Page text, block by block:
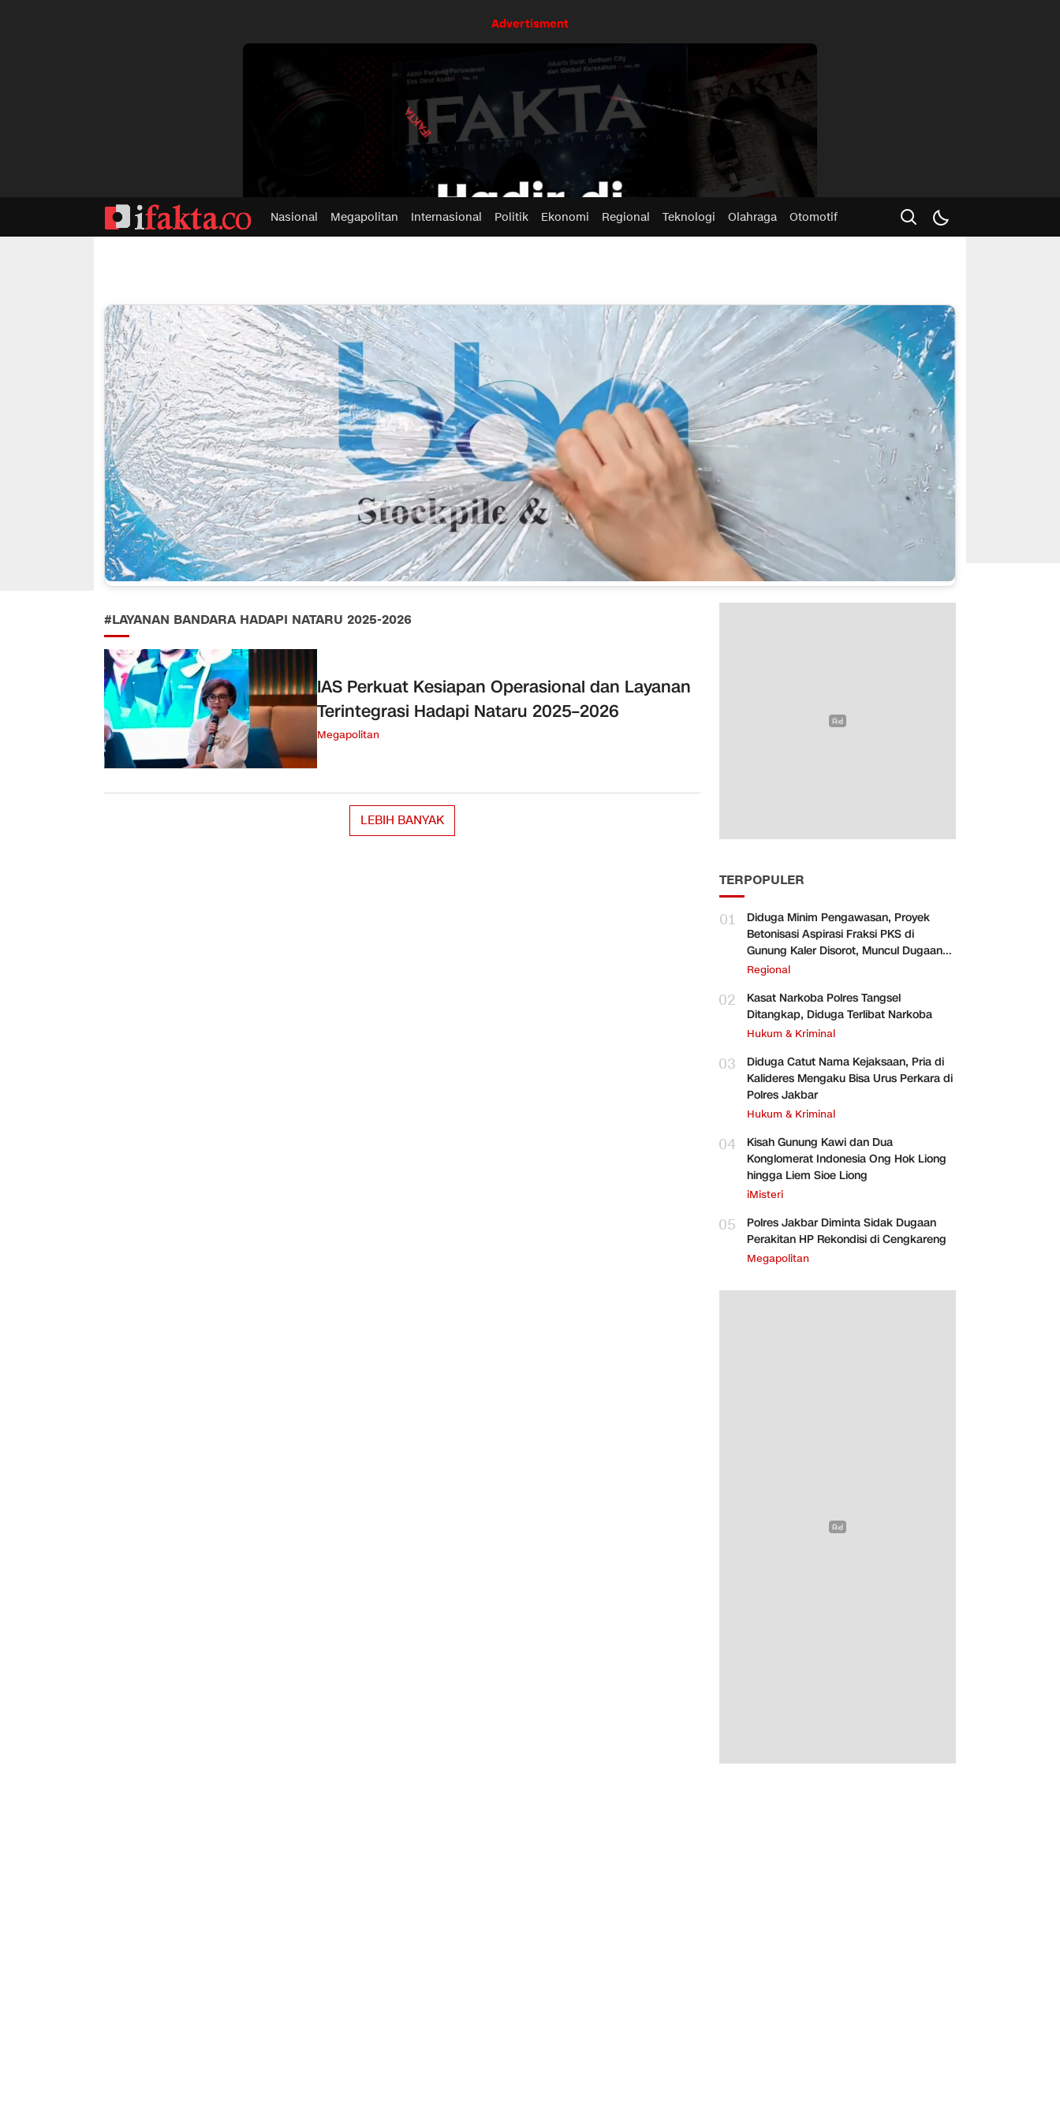
Advertisment
Nasional Megapolitan Internasional Politik Ekonomi Regional Teknologi Olahraga Otomotif
#LAYANAN BANDARA HADAPI NATARU 2025-2026
IAS Perkuat Kesiapan Operasional dan Layanan
Terintegrasi Hadapi Nataru 2025–2026
Megapolitan
LEBIH BANYAK
TERPOPULER
01
Diduga Minim Pengawasan, Proyek
Betonisasi Aspirasi Fraksi PKS di
Gunung Kaler Disorot, Muncul Dugaan
Pengurangan Volume
Regional
02
Kasat Narkoba Polres Tangsel
Ditangkap, Diduga Terlibat Narkoba
Hukum & Kriminal
03
Diduga Catut Nama Kejaksaan, Pria di
Kalideres Mengaku Bisa Urus Perkara di
Polres Jakbar
Hukum & Kriminal
04
Kisah Gunung Kawi dan Dua
Konglomerat Indonesia Ong Hok Liong
hingga Liem Sioe Liong
iMisteri
05
Polres Jakbar Diminta Sidak Dugaan
Perakitan HP Rekondisi di Cengkareng
Megapolitan